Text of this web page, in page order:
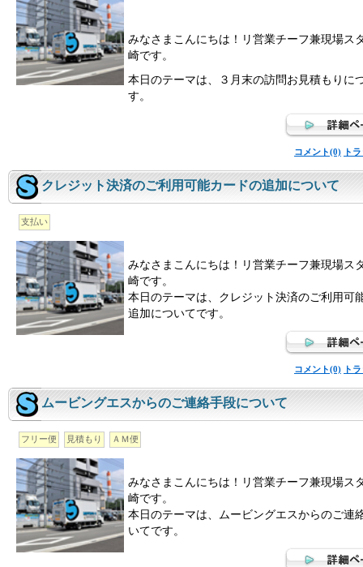
みなさまこんにちは！リ営業チーフ兼現場ス
崎です。
本日のテーマは、３月末の訪問お見積もりに
す。
コメント(0) ト
クレジット決済のご利用可能カードの追加について
支払い
みなさまこんにちは！リ営業チーフ兼現場ス
崎です。
本日のテーマは、クレジット決済のご利用可
追加についてです。
コメント(0) ト
ムービングエスからのご連絡手段について
フリー便 見積もり ＡＭ便
みなさまこんにちは！リ営業チーフ兼現場ス
崎です。
本日のテーマは、ムービングエスからのご連
いてです。